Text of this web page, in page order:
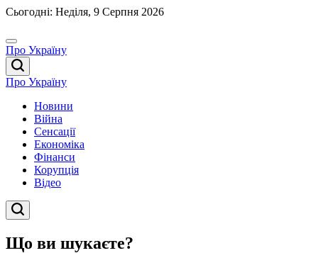
Перейти
вмісту
Сьогодні: Неділя, 9 Серпня 2026
Про Україну
Про Україну
Новини
Війна
Сенсації
Економіка
Фінанси
Корупція
Відео
Що ви шукаєте?